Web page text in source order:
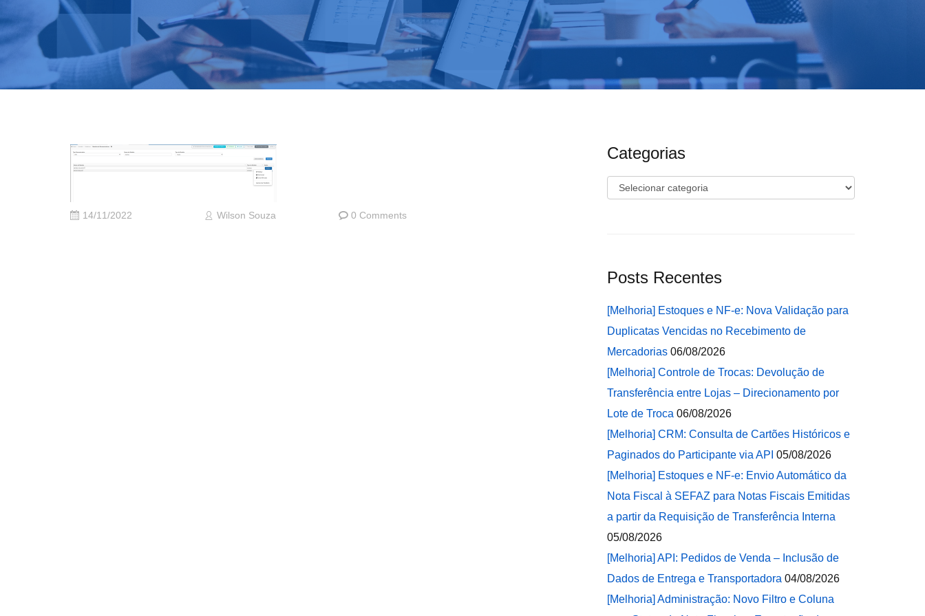
14/11/2022 Wilson Souza 0 Comments
Categorias
Categorias
Posts Recentes
[Melhoria] Estoques e NF-e: Nova Validação para
Duplicatas Vencidas no Recebimento de
Mercadorias 06/08/2026
[Melhoria] Controle de Trocas: Devolução de
Transferência entre Lojas – Direcionamento por
Lote de Troca 06/08/2026
[Melhoria] CRM: Consulta de Cartões Históricos e
Paginados do Participante via API 05/08/2026
[Melhoria] Estoques e NF-e: Envio Automático da
Nota Fiscal à SEFAZ para Notas Fiscais Emitidas
a partir da Requisição de Transferência Interna
05/08/2026
[Melhoria] API: Pedidos de Venda – Inclusão de
Dados de Entrega e Transportadora 04/08/2026
[Melhoria] Administração: Novo Filtro e Coluna